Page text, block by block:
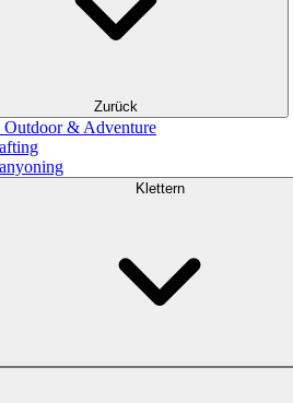
Zurück
Outdoor & Adventure
Klettern